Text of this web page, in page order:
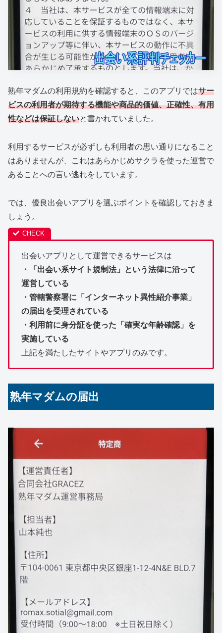
熟年マダムの利用規約を確認すると、このアプリではサー
ビスの利用者が期待する機能や商品的価値、正確性、有用
性などは保証しないと書かれていました。
利用するサービスが必ずしも利用者の思い通りになること
はありませんが、これはあらかじめサクラを使った運営で
あることへの言い逃れをしています。
では、優良出会いアプリを選ぶポイントを確認しておきま
しょう。
出会いアプリとして運営できるサービスは
・「出会い系サイト規制法」という法律に沿って
運営している
・管轄警察署に「インターネット異性紹介事業」
の届出を受理されている
・利用前に身分証を使った「確実な年齢確認」を
実施している
上記を満たしたサイトやアプリのみです。
熟年マダムの届出